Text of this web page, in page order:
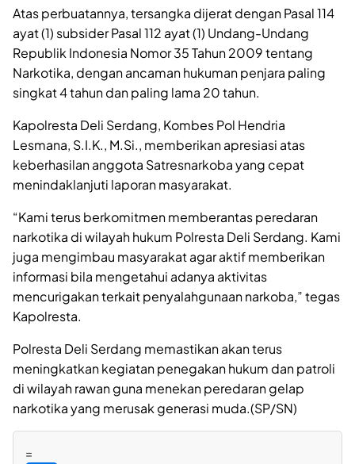
Atas perbuatannya, tersangka dijerat dengan Pasal 114
ayat (1) subsider Pasal 112 ayat (1) Undang-Undang
Republik Indonesia Nomor 35 Tahun 2009 tentang
Narkotika, dengan ancaman hukuman penjara paling
singkat 4 tahun dan paling lama 20 tahun.
Kapolresta Deli Serdang, Kombes Pol Hendria
Lesmana, S.I.K., M.Si., memberikan apresiasi atas
keberhasilan anggota Satresnarkoba yang cepat
menindaklanjuti laporan masyarakat.
“Kami terus berkomitmen memberantas peredaran
narkotika di wilayah hukum Polresta Deli Serdang. Kami
juga mengimbau masyarakat agar aktif memberikan
informasi bila mengetahui adanya aktivitas
mencurigakan terkait penyalahgunaan narkoba,” tegas
Kapolresta.
Polresta Deli Serdang memastikan akan terus
meningkatkan kegiatan penegakan hukum dan patroli
di wilayah rawan guna menekan peredaran gelap
narkotika yang merusak generasi muda.(SP/SN)
=